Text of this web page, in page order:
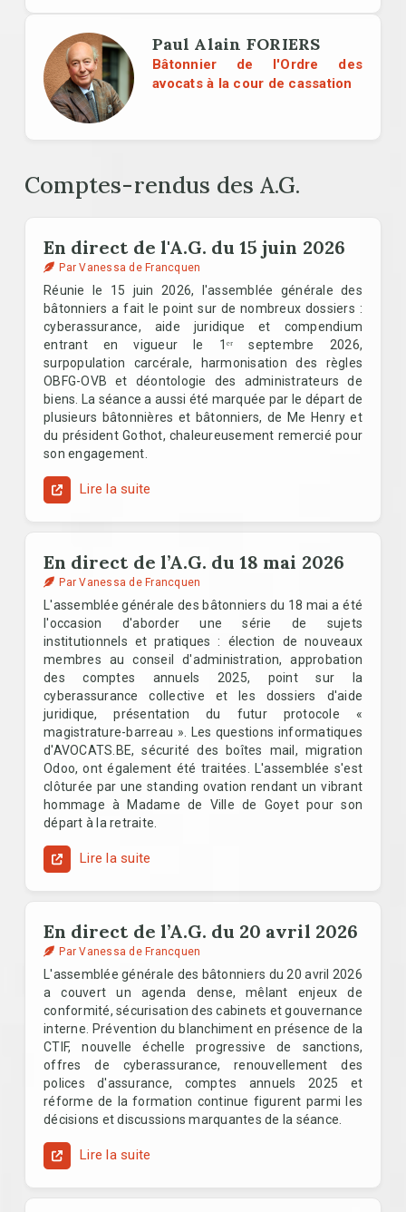
Paul Alain FORIERS
Bâtonnier de l'Ordre des
avocats à la cour de cassation
Comptes-rendus des A.G.
En direct de l'A.G. du 15 juin 2026
Par Vanessa de Francquen
Réunie le 15 juin 2026, l'assemblée générale des
bâtonniers a fait le point sur de nombreux dossiers :
cyberassurance, aide juridique et compendium
entrant en vigueur le 1ᵉʳ septembre 2026,
surpopulation carcérale, harmonisation des règles
OBFG-OVB et déontologie des administrateurs de
biens. La séance a aussi été marquée par le départ de
plusieurs bâtonnières et bâtonniers, de Me Henry et
du président Gothot, chaleureusement remercié pour
son engagement.
Lire la suite
En direct de l’A.G. du 18 mai 2026
Par Vanessa de Francquen
L'assemblée générale des bâtonniers du 18 mai a été
l'occasion d'aborder une série de sujets
institutionnels et pratiques : élection de nouveaux
membres au conseil d'administration, approbation
des comptes annuels 2025, point sur la
cyberassurance collective et les dossiers d'aide
juridique, présentation du futur protocole «
magistrature-barreau ». Les questions informatiques
d'AVOCATS.BE, sécurité des boîtes mail, migration
Odoo, ont également été traitées. L'assemblée s'est
clôturée par une standing ovation rendant un vibrant
hommage à Madame de Ville de Goyet pour son
départ à la retraite.
Lire la suite
En direct de l’A.G. du 20 avril 2026
Par Vanessa de Francquen
L'assemblée générale des bâtonniers du 20 avril 2026
a couvert un agenda dense, mêlant enjeux de
conformité, sécurisation des cabinets et gouvernance
interne. Prévention du blanchiment en présence de la
CTIF, nouvelle échelle progressive de sanctions,
offres de cyberassurance, renouvellement des
polices d'assurance, comptes annuels 2025 et
réforme de la formation continue figurent parmi les
décisions et discussions marquantes de la séance.
Lire la suite